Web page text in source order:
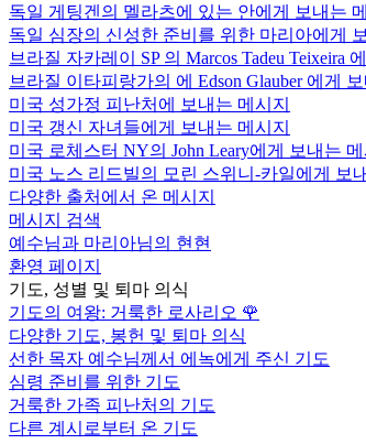
독일 게팅겐의 멜라츠에 있는 안에게 보내는
독일 심장의 신성한 준비를 위한 마리아에게
브라질 자카레이 SP 의 Marcos Tadeu Teixeira
브라질 이타피랑가의 에 Edson Glauber 에게
미국 성가정 피난처에 보내는 메시지
미국 갱신 자녀들에게 보내는 메시지
미국 로체스터 NY의 John Leary에게 보내는 메
미국 노스 리드빌의 모린 스위니-카일에게 보
다양한 출처에서 온 메시지
메시지 검색
예수님과 마리아님의 현현
환영 페이지
기도, 성별 및 퇴마 의식
기도의 여왕: 거룩한 로사리오 🌹
다양한 기도, 봉헌 및 퇴마 의식
선한 목자 예수님께서 에녹에게 주신 기도
심령 준비를 위한 기도
거룩한 가족 피난처의 기도
다른 계시로부터 온 기도